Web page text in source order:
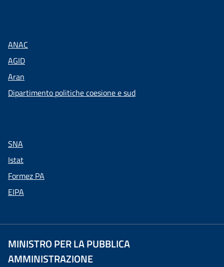
ANAC
AGID
Aran
Dipartimento politiche coesione e sud
SNA
Istat
Formez PA
EIPA
MINISTRO PER LA PUBBLICA
AMMINISTRAZIONE